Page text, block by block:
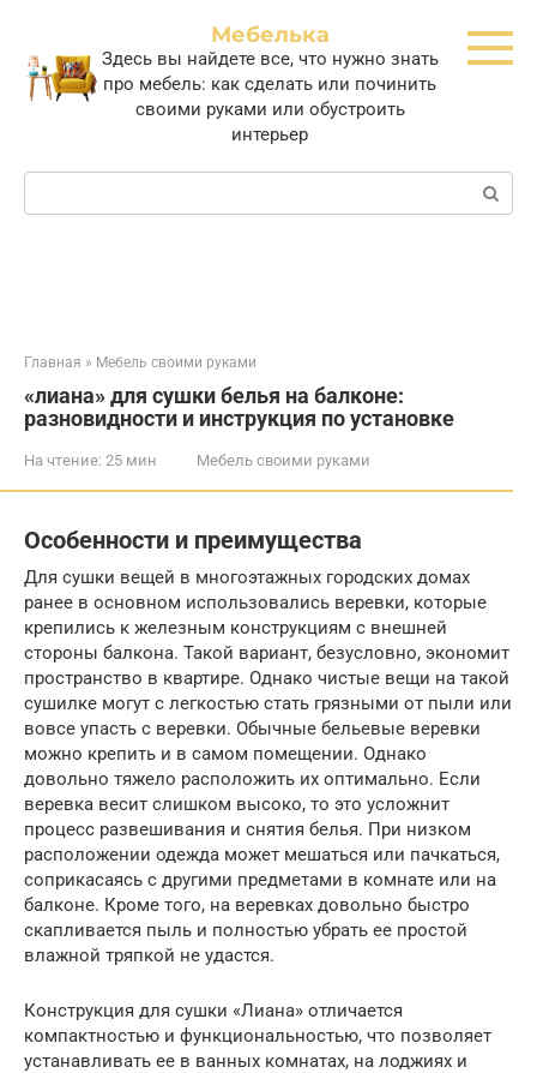
контенту
Мебелька
Здесь вы найдете все, что нужно знать
про мебель: как сделать или починить
своими руками или обустроить
интерьер
Поиск:
Главная » Мебель своими руками
«лиана» для сушки белья на балконе:
разновидности и инструкция по установке
На чтение: 25 мин Мебель своими руками
Особенности и преимущества
Для сушки вещей в многоэтажных городских домах
ранее в основном использовались веревки, которые
крепились к железным конструкциям с внешней
стороны балкона. Такой вариант, безусловно, экономит
пространство в квартире. Однако чистые вещи на такой
сушилке могут с легкостью стать грязными от пыли или
вовсе упасть с веревки. Обычные бельевые веревки
можно крепить и в самом помещении. Однако
довольно тяжело расположить их оптимально. Если
веревка весит слишком высоко, то это усложнит
процесс развешивания и снятия белья. При низком
расположении одежда может мешаться или пачкаться,
соприкасаясь с другими предметами в комнате или на
балконе. Кроме того, на веревках довольно быстро
скапливается пыль и полностью убрать ее простой
влажной тряпкой не удастся.
Конструкция для сушки «Лиана» отличается
компактностью и функциональностью, что позволяет
устанавливать ее в ванных комнатах, на лоджиях и